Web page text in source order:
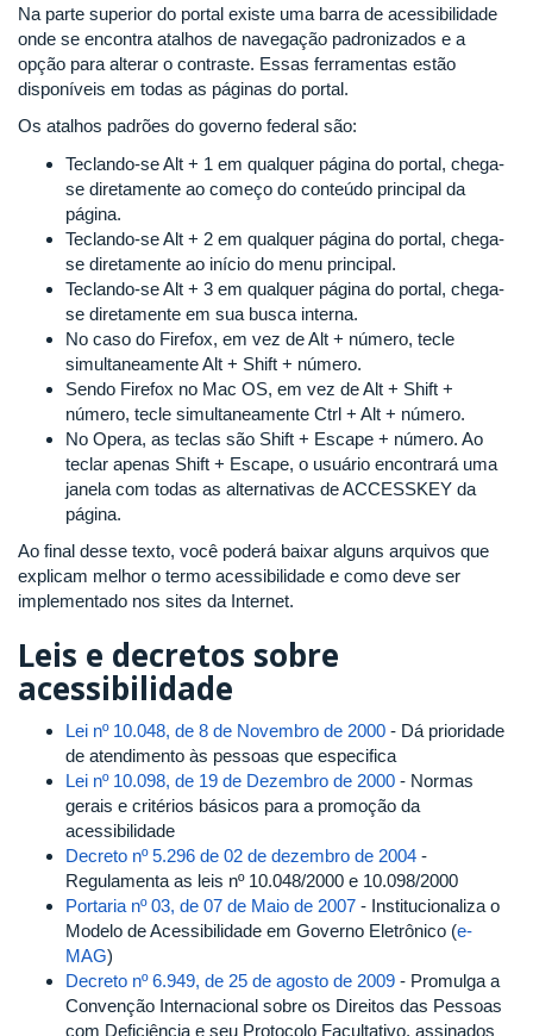
Na parte superior do portal existe uma barra de acessibilidade
onde se encontra atalhos de navegação padronizados e a
opção para alterar o contraste. Essas ferramentas estão
disponíveis em todas as páginas do portal.
Os atalhos padrões do governo federal são:
Teclando-se Alt + 1 em qualquer página do portal, chega-
se diretamente ao começo do conteúdo principal da
página.
Teclando-se Alt + 2 em qualquer página do portal, chega-
se diretamente ao início do menu principal.
Teclando-se Alt + 3 em qualquer página do portal, chega-
se diretamente em sua busca interna.
No caso do Firefox, em vez de Alt + número, tecle
simultaneamente Alt + Shift + número.
Sendo Firefox no Mac OS, em vez de Alt + Shift +
número, tecle simultaneamente Ctrl + Alt + número.
No Opera, as teclas são Shift + Escape + número. Ao
teclar apenas Shift + Escape, o usuário encontrará uma
janela com todas as alternativas de ACCESSKEY da
página.
Ao final desse texto, você poderá baixar alguns arquivos que
explicam melhor o termo acessibilidade e como deve ser
implementado nos sites da Internet.
Leis e decretos sobre
acessibilidade
Lei nº 10.048, de 8 de Novembro de 2000 - Dá prioridade
de atendimento às pessoas que especifica
Lei nº 10.098, de 19 de Dezembro de 2000 - Normas
gerais e critérios básicos para a promoção da
acessibilidade
Decreto nº 5.296 de 02 de dezembro de 2004 -
Regulamenta as leis nº 10.048/2000 e 10.098/2000
Portaria nº 03, de 07 de Maio de 2007 - Institucionaliza o
Modelo de Acessibilidade em Governo Eletrônico (e-
MAG)
Decreto nº 6.949, de 25 de agosto de 2009 - Promulga a
Convenção Internacional sobre os Direitos das Pessoas
com Deficiência e seu Protocolo Facultativo, assinados